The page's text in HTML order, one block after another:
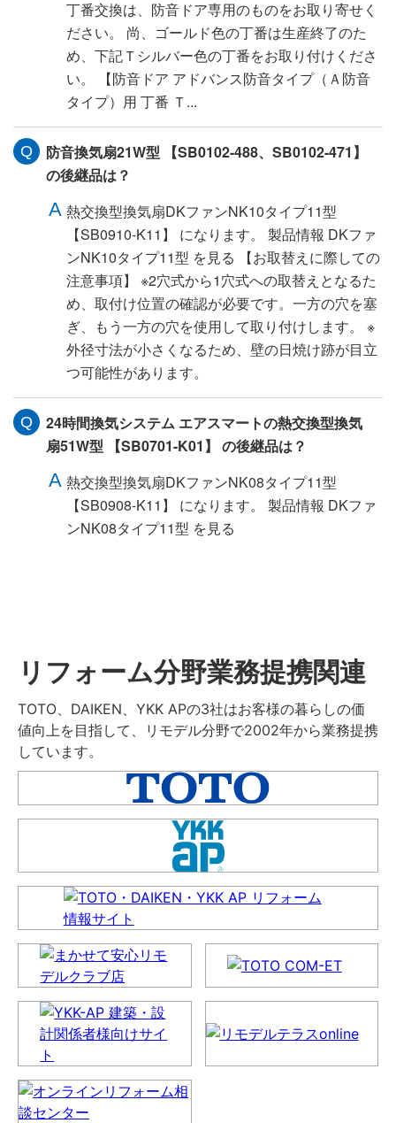
丁番交換は、防音ドア専用のものをお取り寄せく
ださい。 尚、ゴールド色の丁番は生産終了のた
め、下記Ｔシルバー色の丁番をお取り付けくださ
い。 【防音ドア アドバンス防音タイプ（Ａ防音
タイプ）用 丁番 Ｔ...
防音換気扇21W型 【SB0102-488、SB0102-471】
の後継品は？
熱交換型換気扇DKファンNK10タイプ11型
【SB0910-K11】 になります。 製品情報 DKファ
ンNK10タイプ11型 を見る 【お取替えに際しての
注意事項】 ※2穴式から1穴式への取替えとなるた
め、取付け位置の確認が必要です。一方の穴を塞
ぎ、もう一方の穴を使用して取り付けします。 ※
外径寸法が小さくなるため、壁の日焼け跡が目立
つ可能性があります。
24時間換気システム エアスマートの熱交換型換気
扇51W型 【SB0701-K01】 の後継品は？
熱交換型換気扇DKファンNK08タイプ11型
【SB0908-K11】 になります。 製品情報 DKファ
ンNK08タイプ11型 を見る
リフォーム分野業務提携関連
TOTO、DAIKEN、YKK APの3社はお客様の暮らしの価
値向上を目指して、リモデル分野で2002年から業務提携
しています。